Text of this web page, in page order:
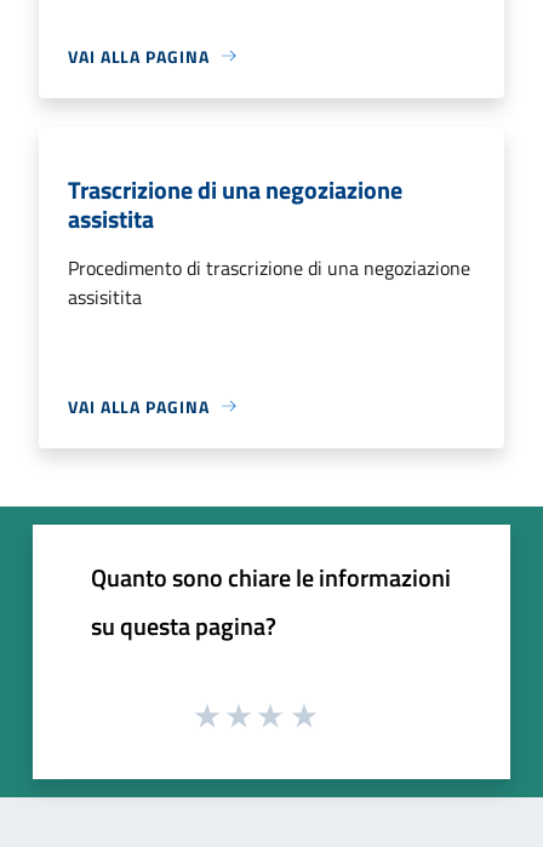
VAI ALLA PAGINA
Trascrizione di una negoziazione
assistita
Procedimento di trascrizione di una negoziazione
assisitita
VAI ALLA PAGINA
Quanto sono chiare le informazioni
su questa pagina?